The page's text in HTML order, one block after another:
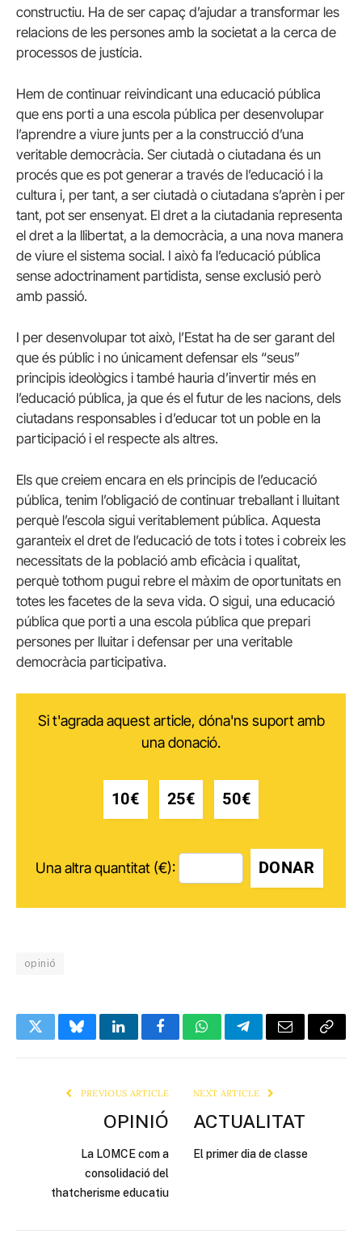
constructiu. Ha de ser capaç d’ajudar a transformar les
relacions de les persones amb la societat a la cerca de
processos de justícia.
Hem de continuar reivindicant una educació pública
que ens porti a una escola pública per desenvolupar
l’aprendre a viure junts per a la construcció d’una
veritable democràcia. Ser ciutadà o ciutadana és un
procés que es pot generar a través de l’educació i la
cultura i, per tant, a ser ciutadà o ciutadana s’aprèn i per
tant, pot ser ensenyat. El dret a la ciutadania representa
el dret a la llibertat, a la democràcia, a una nova manera
de viure el sistema social. I això fa l’educació pública
sense adoctrinament partidista, sense exclusió però
amb passió.
I per desenvolupar tot això, l’Estat ha de ser garant del
que és públic i no únicament defensar els “seus”
principis ideològics i també hauria d’invertir més en
l’educació pública, ja que és el futur de les nacions, dels
ciutadans responsables i d’educar tot un poble en la
participació i el respecte als altres.
Els que creiem encara en els principis de l’educació
pública, tenim l’obligació de continuar treballant i lluitant
perquè l’escola sigui veritablement pública. Aquesta
garanteix el dret de l’educació de tots i totes i cobreix les
necessitats de la població amb eficàcia i qualitat,
perquè tothom pugui rebre el màxim de oportunitats en
totes les facetes de la seva vida. O sigui, una educació
pública que porti a una escola pública que prepari
persones per lluitar i defensar per una veritable
democràcia participativa.
Si t'agrada aquest article, dóna'ns suport amb
una donació.
10€ 25€ 50€
Una altra quantitat (€): DONAR
opinió
TwitterBlueskyLinkedInFacebookWhatsAppTelegramEmail Copy
PREVIOUS ARTICLE
OPINIÓ
La LOMCE com a
consolidació del
thatcherisme educatiu
NEXT ARTICLE
ACTUALITAT
El primer dia de classe